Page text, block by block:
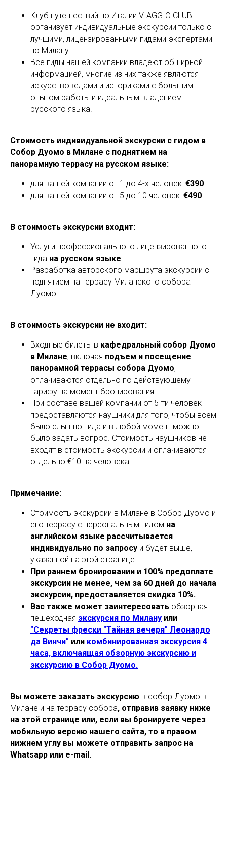
Клуб путешествий по Италии VIAGGIO CLUB
организует индивидуальные экскурсии только с
лучшими, лицензированными гидами-экспертами
по Милану.
Все гиды нашей компании владеют обширной
информацией, многие из них также являются
искусствоведами и историками с большим
опытом работы и идеальным владением
русского языка.
Стоимость индивидуальной экскурсии с гидом в
Собор Дуомо в Милане с поднятием на
панорамную террасу на русском языке:
для вашей компании от 1 до 4-х человек: €390
для вашей компании от 5 до 10 человек: €490
В стоимость экскурсии входит:
Услуги профессионального лицензированного
гида на русском языке
Разработка авторского маршрута экскурсии с
поднятием на террасу Миланского собора
Дуомо.
В стоимость экскурсии не входит:
Входные билеты в кафедральный собор Дуомо
в Милане, включая подъем и посещение
панорамной террасы собора Дуомо,
оплачиваются отдельно по действующему
тарифу на момент бронирования.
При составе вашей компании от 5-ти человек
предоставляются наушники для того, чтобы всем
было слышно гида и в любой момент можно
было задать вопрос. Стоимость наушников не
входят в стоимость экскурсии и оплачиваются
отдельно €10 на человека.
Примечание:
Стоимость экскурсии в Милане в Собор Дуомо и
его террасу с персональным гидом на
английском языке рассчитывается
индивидуально по запросу и будет выше,
указанной на этой странице.
При раннем бронировании и 100% предоплате
экскурсии не менее, чем за 60 дней до начала
экскурсии, предоставляется скидка 10%.
Вас также может заинтересовать обзорная
пешеходная экскурсия по Милану или
"Секреты фрески "Тайная вечеря" Леонардо
да Винчи" или комбинированная экскурсия 4
часа, включаящая обзорную экскурсию и
экскурсию в Собор Дуомо.
Вы можете заказать экскурсию в собор Дуомо в
Милане и на террасу собора, отправив заявку ниже
на этой странице или, если вы бронируете через
мобильную версию нашего сайта, то в правом
нижнем углу вы можете отправить запрос на
Whatsapp или e-mail.